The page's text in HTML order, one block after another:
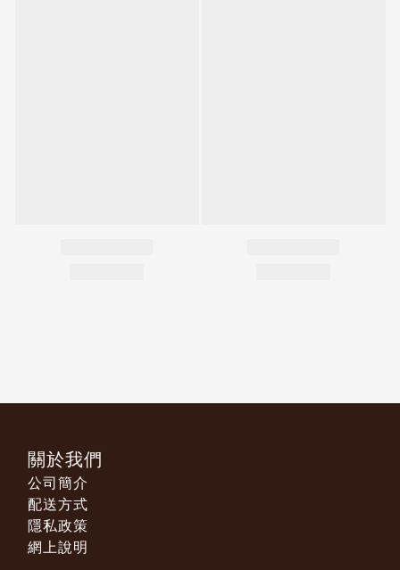
關於我們
公司簡介
配送方式
隱私政策
網上說明